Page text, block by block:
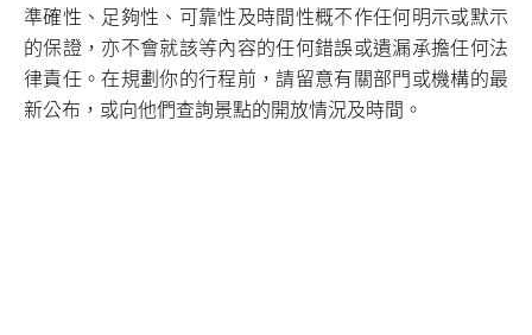
準確性、足夠性、可靠性及時間性概不作任何明示或默示
的保證，亦不會就該等內容的任何錯誤或遺漏承擔任何法
律責任。在規劃你的行程前，請留意有關部門或機構的最
新公布，或向他們查詢景點的開放情況及時間。